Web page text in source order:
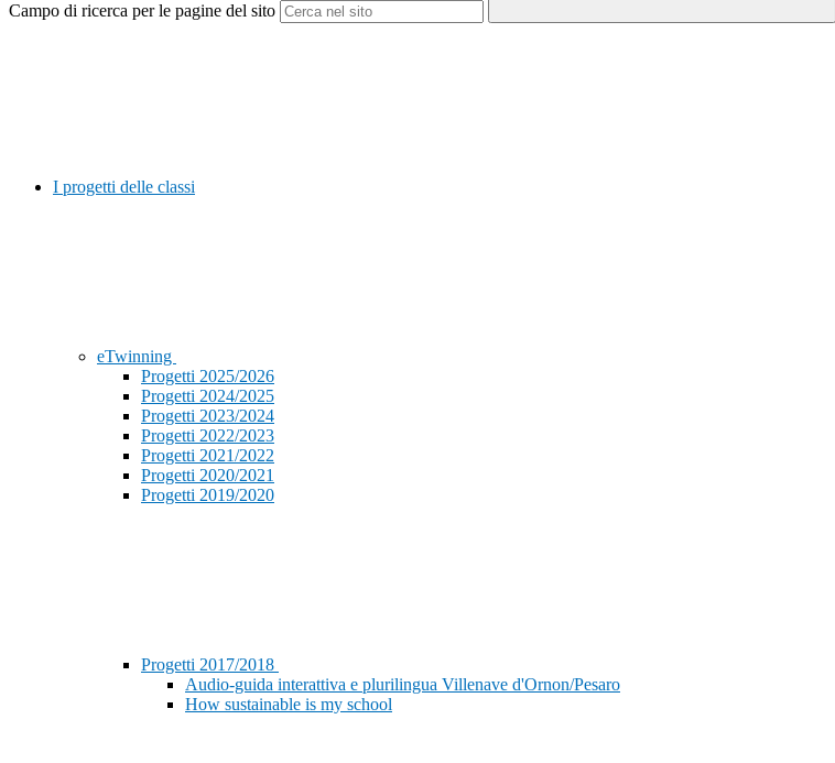
Campo di ricerca per le pagine del sito
I progetti delle classi
eTwinning
Progetti 2025/2026
Progetti 2024/2025
Progetti 2023/2024
Progetti 2022/2023
Progetti 2021/2022
Progetti 2020/2021
Progetti 2019/2020
Progetti 2017/2018
Audio-guida interattiva e plurilingua Villenave d'Ornon/Pesaro
How sustainable is my school